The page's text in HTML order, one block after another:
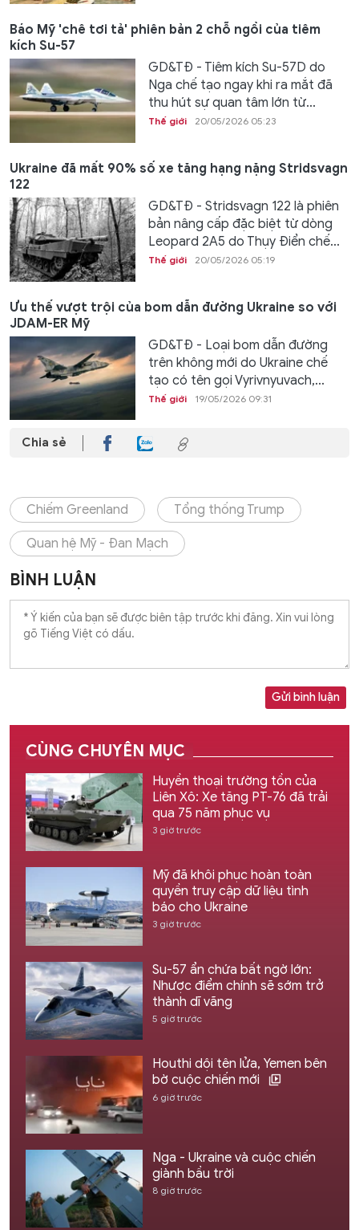
Báo Mỹ 'chê tơi tả' phiên bản 2 chỗ ngồi của tiêm
kích Su-57
GD&TĐ - Tiêm kích Su-57D do
Nga chế tạo ngay khi ra mắt đã
thu hút sự quan tâm lớn từ...
Thế giới 20/05/2026 05:23
Ukraine đã mất 90% số xe tăng hạng nặng Stridsvagn
122
GD&TĐ - Stridsvagn 122 là phiên
bản nâng cấp đặc biệt từ dòng
Leopard 2A5 do Thụy Điển chế...
Thế giới 20/05/2026 05:19
Ưu thế vượt trội của bom dẫn đường Ukraine so với
JDAM-ER Mỹ
GD&TĐ - Loại bom dẫn đường
trên không mới do Ukraine chế
tạo có tên gọi Vyrivnyuvach,...
Thế giới 19/05/2026 09:31
Chia sẻ
Chiếm Greenland Tổng thống Trump
Quan hệ Mỹ - Đan Mạch
BÌNH LUẬN
Gửi bình luận
CÙNG CHUYÊN MỤC
Huyền thoại trường tồn của
Liên Xô: Xe tăng PT-76 đã trải
qua 75 năm phục vụ
3 giờ trước
Mỹ đã khôi phục hoàn toàn
quyền truy cập dữ liệu tình
báo cho Ukraine
3 giờ trước
Su-57 ẩn chứa bất ngờ lớn:
Nhược điểm chính sẽ sớm trở
thành dĩ vãng
5 giờ trước
Houthi dội tên lửa, Yemen bên
bờ cuộc chiến mới
6 giờ trước
Nga - Ukraine và cuộc chiến
giành bầu trời
8 giờ trước